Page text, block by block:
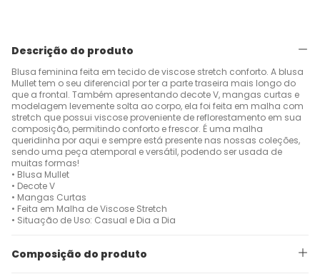
Descrição do produto
Blusa feminina feita em tecido de viscose stretch conforto. A blusa
Mullet tem o seu diferencial por ter a parte traseira mais longo do
que a frontal. Também apresentando decote V, mangas curtas e
modelagem levemente solta ao corpo, ela foi feita em malha com
stretch que possui viscose proveniente de reflorestamento em sua
composição, permitindo conforto e frescor. É uma malha
queridinha por aqui e sempre está presente nas nossas coleções,
sendo uma peça atemporal e versátil, podendo ser usada de
muitas formas!
• Blusa Mullet
• Decote V
• Mangas Curtas
• Feita em Malha de Viscose Stretch
• Situação de Uso: Casual e Dia a Dia
Composição do produto